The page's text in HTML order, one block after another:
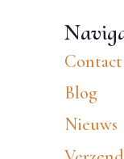
Contact
Blog
Nieuws